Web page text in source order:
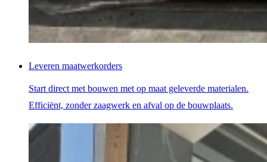
Leveren maatwerkorders
Start direct met bouwen met op maat geleverde materialen.
Efficiënt, zonder zaagwerk en afval op de bouwplaats.